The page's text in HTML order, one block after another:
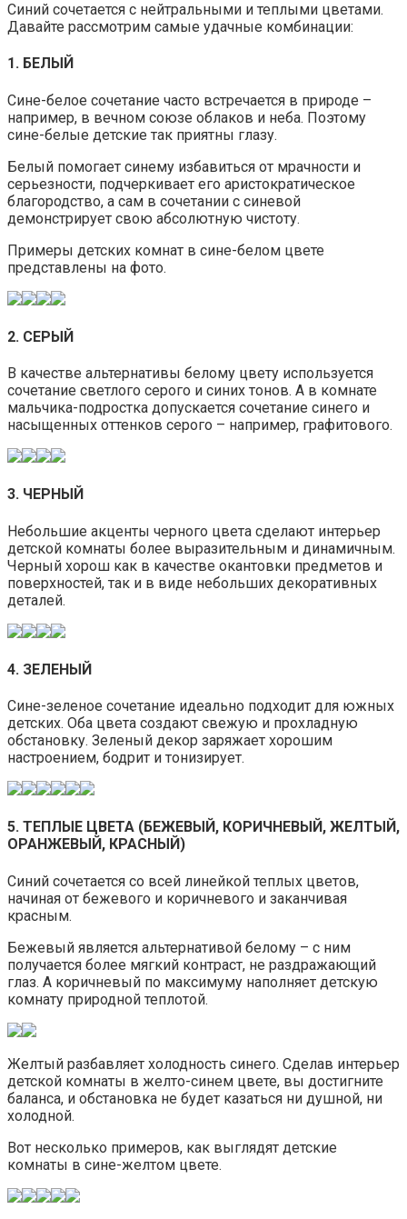
Синий сочетается с нейтральными и теплыми цветами.
Давайте рассмотрим самые удачные комбинации:
1. БЕЛЫЙ
Сине-белое сочетание часто встречается в природе –
например, в вечном союзе облаков и неба. Поэтому
сине-белые детские так приятны глазу.
Белый помогает синему избавиться от мрачности и
серьезности, подчеркивает его аристократическое
благородство, а сам в сочетании с синевой
демонстрирует свою абсолютную чистоту.
Примеры детских комнат в сине-белом цвете
представлены на фото.
2. СЕРЫЙ
В качестве альтернативы белому цвету используется
сочетание светлого серого и синих тонов. А в комнате
мальчика-подростка допускается сочетание синего и
насыщенных оттенков серого – например, графитового.
3. ЧЕРНЫЙ
Небольшие акценты черного цвета сделают интерьер
детской комнаты более выразительным и динамичным.
Черный хорош как в качестве окантовки предметов и
поверхностей, так и в виде небольших декоративных
деталей.
4. ЗЕЛЕНЫЙ
Сине-зеленое сочетание идеально подходит для южных
детских. Оба цвета создают свежую и прохладную
обстановку. Зеленый декор заряжает хорошим
настроением, бодрит и тонизирует.
5. ТЕПЛЫЕ ЦВЕТА (БЕЖЕВЫЙ, КОРИЧНЕВЫЙ, ЖЕЛТЫЙ,
ОРАНЖЕВЫЙ, КРАСНЫЙ)
Синий сочетается со всей линейкой теплых цветов,
начиная от бежевого и коричневого и заканчивая
красным.
Бежевый является альтернативой белому – с ним
получается более мягкий контраст, не раздражающий
глаз. А коричневый по максимуму наполняет детскую
комнату природной теплотой.
Желтый разбавляет холодность синего. Сделав интерьер
детской комнаты в желто-синем цвете, вы достигните
баланса, и обстановка не будет казаться ни душной, ни
холодной.
Вот несколько примеров, как выглядят детские
комнаты в сине-желтом цвете.